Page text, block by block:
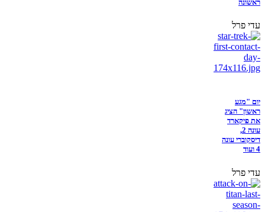
ראשונה
עדי פרל
יום "מגע
ראשון" הציג
את פיקארד
עונה 2,
דיסקוברי עונה
4 ועוד
עדי פרל